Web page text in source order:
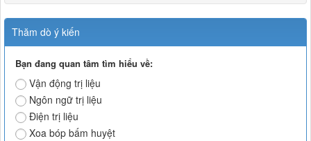
Thăm dò ý kiến
Bạn đang quan tâm tìm hiểu về:
Vận động trị liệu
Ngôn ngữ trị liệu
Điện trị liệu
Xoa bóp bấm huyệt